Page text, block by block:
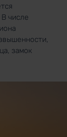
числе
замок